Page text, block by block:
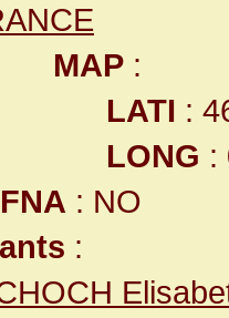
MAP :
LATI :
LONG :
FNA : NO
: